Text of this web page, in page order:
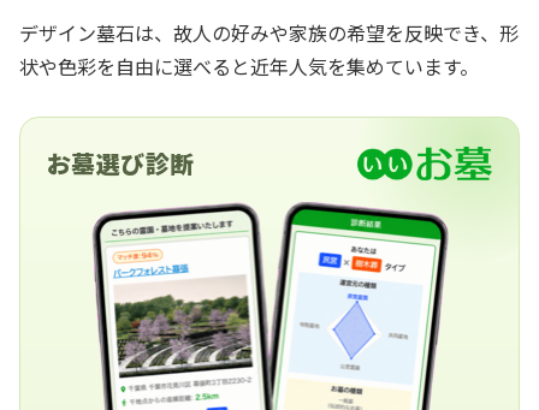
デザイン墓石は、故人の好みや家族の希望を反映でき、形
状や色彩を自由に選べると近年人気を集めています。
お墓選び診断